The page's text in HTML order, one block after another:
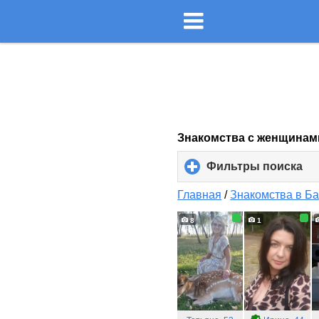
Знакомства с
Фильтры поиска
to
Главная /Знакомства в
8 1